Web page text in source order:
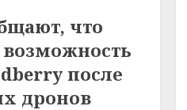
что
возможность
после
дронов